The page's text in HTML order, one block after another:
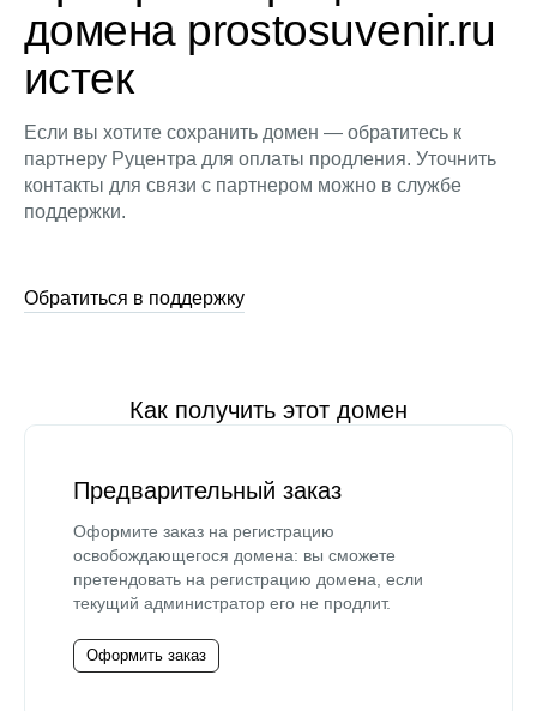
домена prostosuvenir.ru
истек
Если вы хотите сохранить домен — обратитесь к
партнеру Руцентра для оплаты продления. Уточнить
контакты для связи с партнером можно в службе
поддержки.
Обратиться в поддержку
Как получить этот домен
Предварительный заказ
Оформите заказ на регистрацию
освобождающегося домена: вы сможете
претендовать на регистрацию домена, если
текущий администратор его не продлит.
Оформить заказ